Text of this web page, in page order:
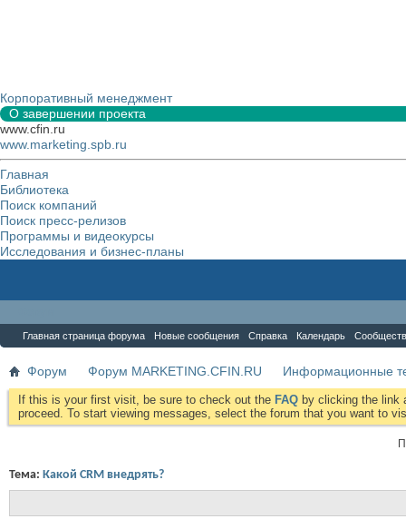
Корпоративный менеджмент
О завершении проекта
www.cfin.ru
www.marketing.spb.ru
Главная
Библиотека
Поиск компаний
Поиск пресс-релизов
Программы и видеокурсы
Исследования и бизнес-планы
Главная страница форума Новые сообщения Справка Календарь
Форум Форум MARKETING.CFIN.RU Информационные
If this is your first visit, be sure to check out the FAQ by clicking the link
proceed. To start viewing messages, select the forum that you want to
Тема: Какой CRM внедрять?